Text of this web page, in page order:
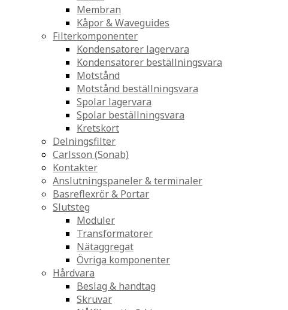
Membran
Kåpor & Waveguides
Filterkomponenter
Kondensatorer lagervara
Kondensatorer beställningsvara
Motstånd
Motstånd beställningsvara
Spolar lagervara
Spolar beställningsvara
Kretskort
Delningsfilter
Carlsson (Sonab)
Kontakter
Anslutningspaneler & terminaler
Basreflexrör & Portar
Slutsteg
Moduler
Transformatorer
Nätaggregat
Övriga komponenter
Hårdvara
Beslag & handtag
Skruvar